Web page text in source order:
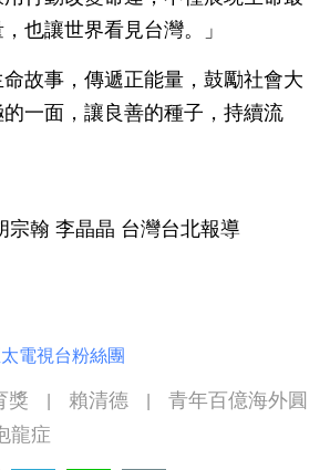
也讓世界看見台灣。」
故事，傳遞正能量，鼓勵社會大
一面，讓良善的種子，持續流
宗翰 李晶晶 台灣台北報導
電視台粉絲團
獎 賴清德
青年百億海外圓
龍症